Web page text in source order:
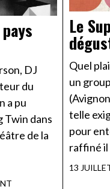
DJ
du
a pu
Twin dans
de la
Le
Quel
un
telle
pour
raffiné il
13